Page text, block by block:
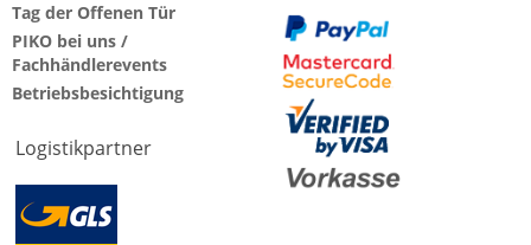
Tag der Offenen Tür
PIKO bei uns /
Fachhändlerevents
Betriebsbesichtigung
Logistikpartner